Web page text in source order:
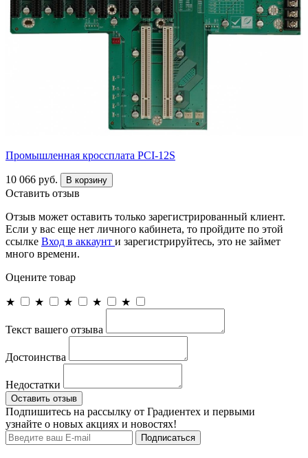
Промышленная кроссплата PCI-12S
10 066 руб. В корзину
Оставить отзыв
Отзыв может оставить только зарегистрированный клиент.
Если у вас еще нет личного кабинета, то пройдите по этой
ссылке Вход в аккаунт и зарегистрируйтесь, это не займет
много времени.
Оцените товар
★ ★ ★ ★ ★
Текст вашего отзыва
Достоинства
Недостатки
Оставить отзыв
Подпишитесь на рассылку от Градиентех и первыми
узнайте о новых акциях и новостях!
Подписаться